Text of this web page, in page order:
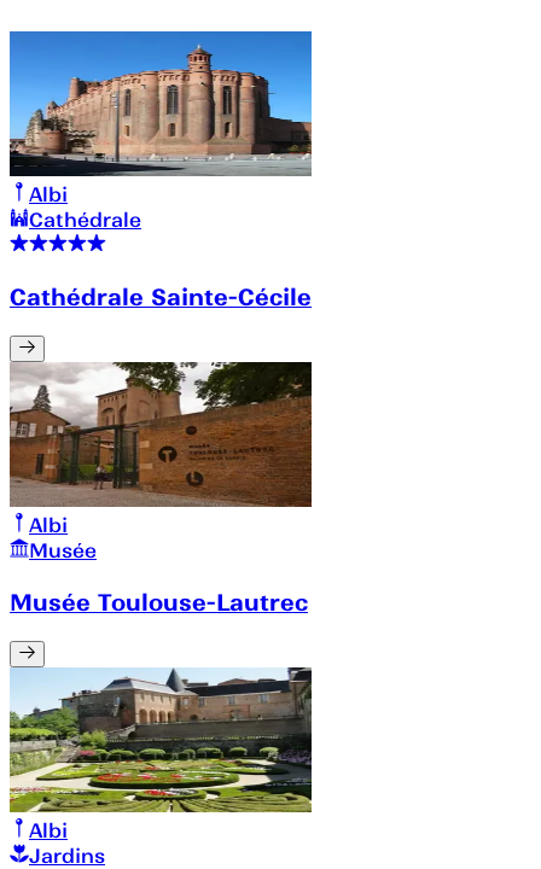
Albi
Cathédrale
Cathédrale Sainte-Cécile
Albi
Musée
Musée Toulouse-Lautrec
Albi
Jardins